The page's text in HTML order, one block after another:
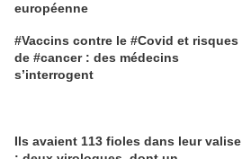
européenne
#Vaccins contre le #Covid et risques
de #cancer : des médecins
s’interrogent
Ils avaient 113 fioles dans leur valise